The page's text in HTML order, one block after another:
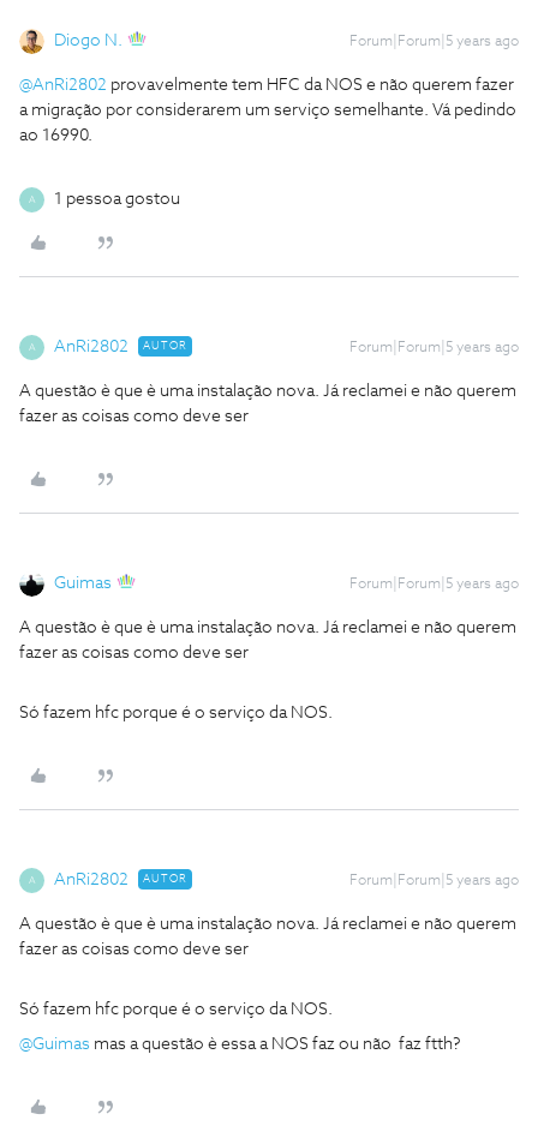
Diogo N. Forum|Forum|5 years ago
@AnRi2802 provavelmente tem HFC da NOS e não querem fazer
a migração por considerarem um serviço semelhante. Vá pedindo
ao 16990.
A 1 pessoa gostou
A AnRi2802 AUTOR Forum|Forum|5 years ago
A questão è que è uma instalação nova. Já reclamei e não querem
fazer as coisas como deve ser
Guimas Forum|Forum|5 years ago
A questão è que è uma instalação nova. Já reclamei e não querem
fazer as coisas como deve ser
Só fazem hfc porque é o serviço da NOS.
A AnRi2802 AUTOR Forum|Forum|5 years ago
A questão è que è uma instalação nova. Já reclamei e não querem
fazer as coisas como deve ser
Só fazem hfc porque é o serviço da NOS.
@Guimas mas a questão è essa a NOS faz ou não faz ftth?